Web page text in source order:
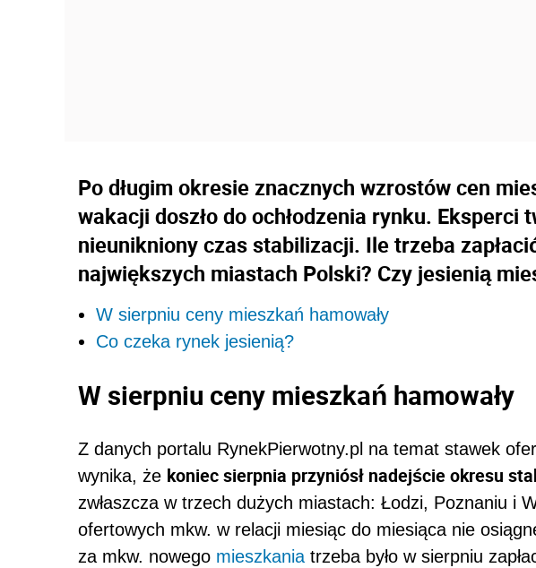
Po długim okresie znacznych wzrostów cen
wakacji doszło do ochłodzenia rynku. Eksperci
nieunikniony czas stabilizacji. Ile trzeba
największych miastach Polski? Czy jesienią
W sierpniu ceny mieszkań hamowały
Co czeka rynek jesienią?
W sierpniu ceny mieszkań hamowały
Z danych portalu RynekPierwotny.pl na temat stawek
wynika, że koniec sierpnia przyniósł nadejście okresu
zwłaszcza w trzech dużych miastach: Łodzi, Poznaniu i
ofertowych mkw. w relacji miesiąc do miesiąca nie
za mkw. nowego mieszkania trzeba było w sierpniu